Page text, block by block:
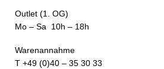
Outlet (1. OG)
Mo – Sa 10h – 18h
Warenannahme
T +49 (0)40 – 35 30 33